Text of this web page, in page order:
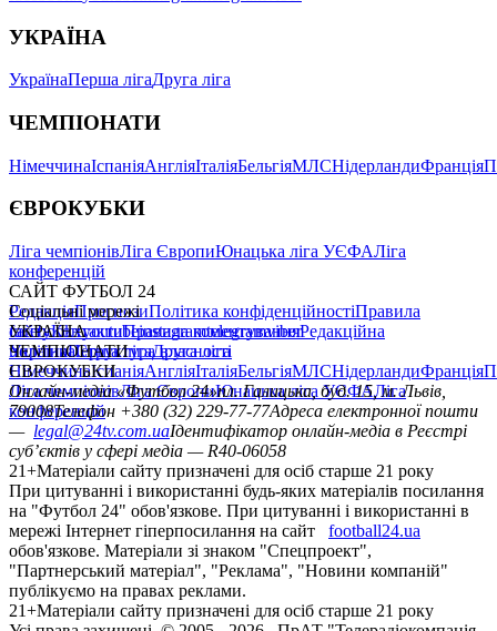
УКРАЇНА
УкраїнаПерша лігаДруга ліга
ЧЕМПІОНАТИ
НімеччинаІспаніяАнгліяІталіяБельгіяМЛСНідерландиФранція
ЄВРОКУБКИ
Ліга чемпіонівЛіга ЄвропиЮнацька ліга УЄФАЛіга
конференцій
САЙТ ФУТБОЛ 24
РедакціяПрогнозиПолітика конфіденційностіПравила
сайтуКонтактиПравила коментуванняРедакційна
політикаСтруктура власності
Соціальні мережі
facebookxyoutubeinstagramtelegramviber
УКРАЇНА
УкраїнаПерша лігаДруга ліга
ЧЕМПІОНАТИ
НімеччинаІспаніяАнгліяІталіяБельгіяМЛСНідерландиФранція
ЄВРОКУБКИ
Ліга чемпіонівЛіга ЄвропиЮнацька ліга УЄФАЛіга
конференцій
Онлайн-медіа «Футбол 24»пл. Галицька, буд. 15, м. Львів,
79008Телефон +380 (32) 229-77-77Адреса електронної пошти
— legal@24tv.com.uaІдентифікатор онлайн-медіа в Реєстрі
суб’єктів у сфері медіа — R40-06058
21+Матеріали сайту призначені для осіб старше 21 року
При цитуванні і використанні будь-яких матеріалів посилання
на "Футбол 24" обов'язкове. При цитуванні і використанні в
мережі Інтернет гіперпосилання на сайт
football24.ua
обов'язкове. Матеріали зі знаком "Спецпроект",
"Партнерський матеріал", "Реклама", "Новини компаній"
публікуємо на правах реклами.
21+Матеріали сайту призначені для осіб старше 21 року